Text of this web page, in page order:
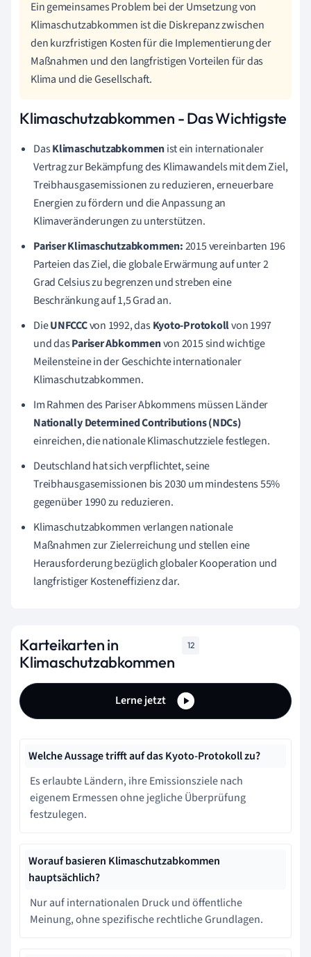
Ein gemeinsames Problem bei der Umsetzung von
Klimaschutzabkommen ist die Diskrepanz zwischen
den kurzfristigen Kosten für die Implementierung der
Maßnahmen und den langfristigen Vorteilen für das
Klima und die Gesellschaft.
Klimaschutzabkommen - Das Wichtigste
DasKlimaschutzabkommenist ein internationaler
Vertrag zur Bekämpfung des Klimawandels mit dem Ziel,
Treibhausgasemissionen zu reduzieren, erneuerbare
Energien zu fördern und die Anpassung an
Klimaveränderungen zu unterstützen.
Pariser Klimaschutzabkommen:2015 vereinbarten 196
Parteien das Ziel, die globale Erwärmung auf unter 2
Grad Celsius zu begrenzen und streben eine
Beschränkung auf 1,5 Grad an.
DieUNFCCCvon 1992, dasKyoto-Protokollvon 1997
und dasPariser Abkommenvon 2015 sind wichtige
Meilensteine in der Geschichte internationaler
Klimaschutzabkommen.
Im Rahmen des Pariser Abkommens müssen Länder
Nationally Determined Contributions (NDCs)
einreichen, die nationale Klimaschutzziele festlegen.
Deutschland hat sich verpflichtet, seine
Treibhausgasemissionen bis 2030 um mindestens 55%
gegenüber 1990 zu reduzieren.
Klimaschutzabkommen verlangen nationale
Maßnahmen zur Zielerreichung und stellen eine
Herausforderung bezüglich globaler Kooperation und
langfristiger Kosteneffizienz dar.
Karteikarten in
Klimaschutzabkommen
12
Lerne jetzt
Welche Aussage trifft auf das Kyoto-Protokoll zu?
Es erlaubte Ländern, ihre Emissionsziele nach
eigenem Ermessen ohne jegliche Überprüfung
festzulegen.
Worauf basieren Klimaschutzabkommen
hauptsächlich?
Nur auf internationalen Druck und öffentliche
Meinung, ohne spezifische rechtliche Grundlagen.